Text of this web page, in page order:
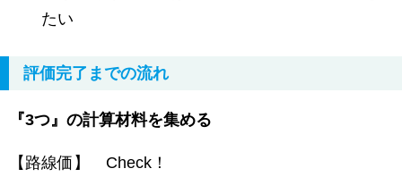
たい
評価完了までの流れ
『3つ』の計算材料を集める
【路線価】 Check！